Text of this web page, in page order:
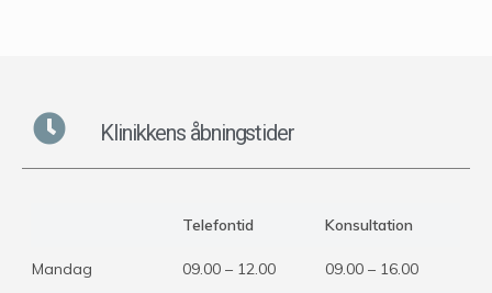
Klinikkens åbningstider
Telefontid Konsultation
Mandag 09.00 – 12.00 09.00 – 16.00